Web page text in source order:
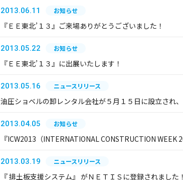
2013.06.11 お知らせ
『ＥＥ東北’１３』ご来場ありがとうございました！
2013.05.22 お知らせ
『ＥＥ東北’１３』に出展いたします！
2013.05.16 ニュースリリース
油圧ショベルの卸レンタル会社が５月１５日に設立され
2013.04.05 お知らせ
『ICW2013（INTERNATIONAL CONSTRUCTION WEEK
2013.03.19 ニュースリリース
『 排土板支援システム』 がＮＥＴＩＳに登録されました！